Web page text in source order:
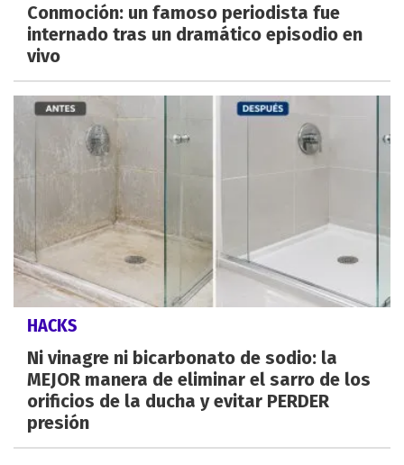
Conmoción: un famoso periodista fue
internado tras un dramático episodio en
vivo
HACKS
Ni vinagre ni bicarbonato de sodio: la
MEJOR manera de eliminar el sarro de los
orificios de la ducha y evitar PERDER
presión